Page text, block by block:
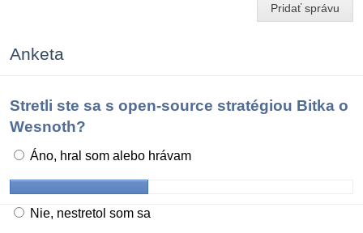
Pridať správu
Anketa
Stretli ste sa s open-source stratégiou Bitka o
Wesnoth?
Áno, hral som alebo hrávam
Nie, nestretol som sa